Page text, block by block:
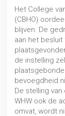
Het College
(CBHO)
blijven. De
aan het
de instelling
bevoegdheid
De stelling
WHW ook de
omvat, wordt